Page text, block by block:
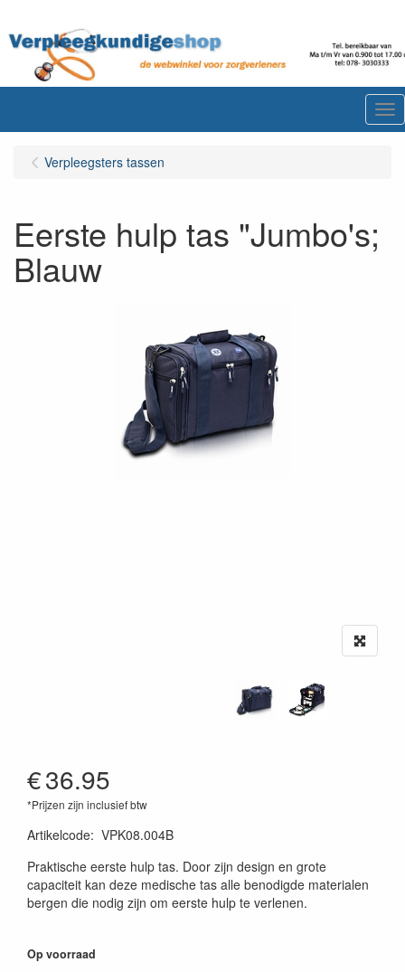
Verpleegsters tassen
Eerste hulp tas "Jumbo's;
Blauw
€36.95
*Prijzen zijn inclusief btw
Artikelcode: VPK08.004B
Praktische eerste hulp tas. Door zijn design en grote
capaciteit kan deze medische tas alle benodigde materialen
bergen die nodig zijn om eerste hulp te verlenen.
Op voorraad